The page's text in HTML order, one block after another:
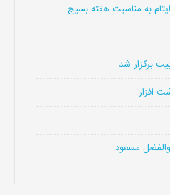
به مناسبت هفته بسیج
برگزار شد
افزار
مسعود